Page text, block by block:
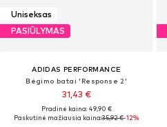
Uniseksas
PASIŪLYMAS
ADIDAS PERFORMANCE
Bėgimo batai 'Response 2'
31,43 €
Pradinė kaina: 49,90 €
Paskutinė mažiausia kaina:35,92 €-12%